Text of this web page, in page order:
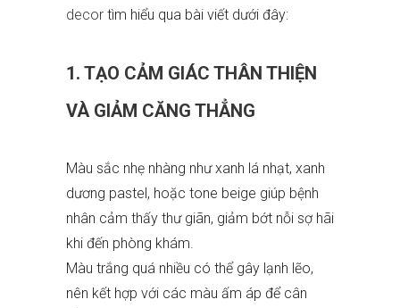
decor tìm hiểu qua bài viết dưới đây:
1. TẠO CẢM GIÁC THÂN THIỆN
VÀ GIẢM CĂNG THẲNG
Màu sắc nhẹ nhàng như xanh lá nhạt, xanh
dương pastel, hoặc tone beige giúp bệnh
nhân cảm thấy thư giãn, giảm bớt nỗi sợ hãi
khi đến phòng khám.
Màu trắng quá nhiều có thể gây lạnh lẽo,
nên kết hợp với các màu ấm áp để cân